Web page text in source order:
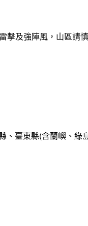
及強陣風，山區請
臺東縣(含蘭嶼、綠